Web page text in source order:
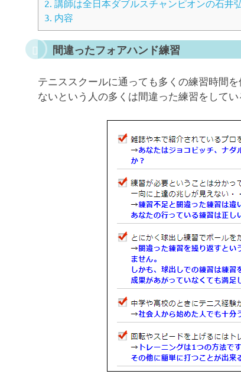
2. 講師は全日本ダブルスチャンピオンの石井
3. 内容
間違ったフォアハンド練習
テニススクールに通っても多くの練習時間
ないという人の多くは間違った練習をしてい